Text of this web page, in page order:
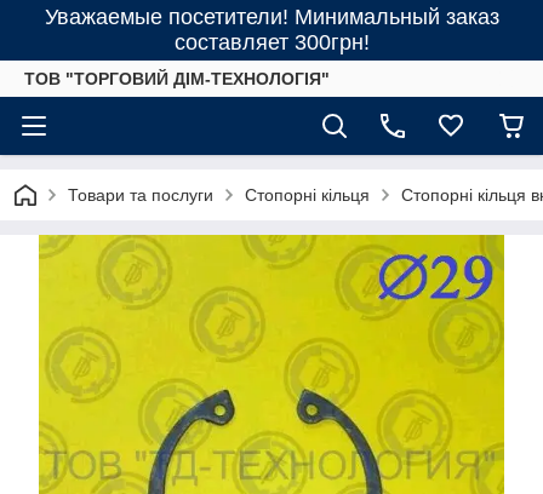
Уважаемые посетители! Минимальный заказ
составляет 300грн!
ТОВ "ТОРГОВИЙ ДІМ-ТЕХНОЛОГІЯ"
Товари та послуги Стопорні кільця Стопорні кільця